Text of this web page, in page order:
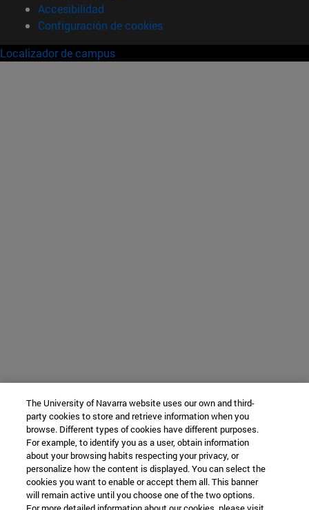
Accesibilidad
Configuración de cookies
Localizador de campus
The University of Navarra website uses our own and third-
party cookies to store and retrieve information when you
browse. Different types of cookies have different purposes.
For example, to identify you as a user, obtain information
about your browsing habits respecting your privacy, or
personalize how the content is displayed. You can select the
cookies you want to enable or accept them all. This banner
will remain active until you choose one of the two options.